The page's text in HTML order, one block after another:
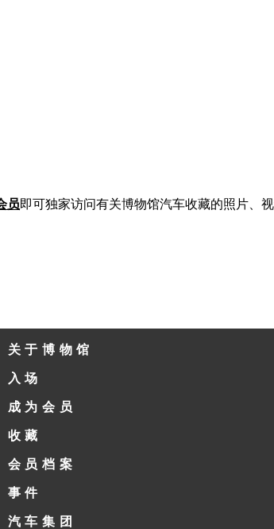
员即可独家访问有关博物馆汽车收藏的照片、视
关于博物馆
入场
成为会员
收藏
会员档案
事件
汽车集团